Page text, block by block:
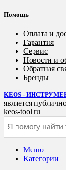
Помощь
Оплата и
Гарантия
Сервис
Новости и
Обратная
Бренды
KEOS -
является
keos-tool.ru
Меню
Категории